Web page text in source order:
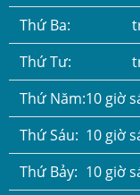
Thứ Ba:
Thứ Tư:
Thứ Năm:10 giờ
Thứ Sáu: 10 giờ
Thứ Bảy: 10 giờ